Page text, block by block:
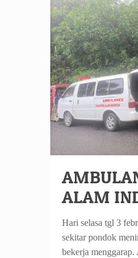
ALAM
Hari selasa tgl 3
sekitar pondok
bekerja